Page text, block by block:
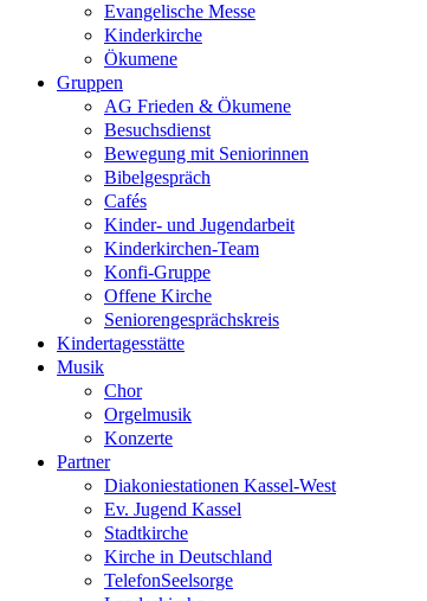
Evangelische Messe
Kinderkirche
Ökumene
Gruppen
AG Frieden & Ökumene
Besuchsdienst
Bewegung mit Seniorinnen
Bibelgespräch
Cafés
Kinder- und Jugendarbeit
Kinderkirchen-Team
Konfi-Gruppe
Offene Kirche
Seniorengesprächskreis
Kindertagesstätte
Musik
Chor
Orgelmusik
Konzerte
Partner
Diakoniestationen Kassel-West
Ev. Jugend Kassel
Stadtkirche
Kirche in Deutschland
TelefonSeelsorge